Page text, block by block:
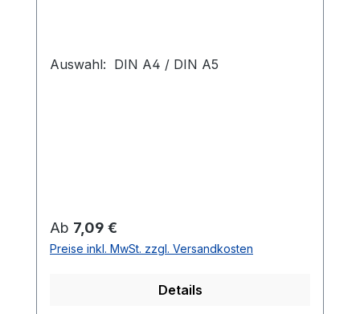
Auswahl: DIN A4 / DIN A5
Regulärer Preis:
Ab 7,09 €
Preise inkl. MwSt. zzgl. Versandkosten
Details